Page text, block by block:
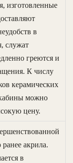
изготовленные
в
служат
греются и
К числу
керамических
можно
цену.
акрила.
в